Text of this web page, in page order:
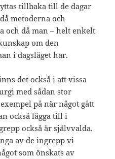
tillbaka till de dagar
metoderna och
och då man – helt enkelt
om den
i dagsläget har.
det också i att vissa
med sådan stor
på när något gått
också lägga till i
också är självvalda.
av de ingrepp vi
som önskats av